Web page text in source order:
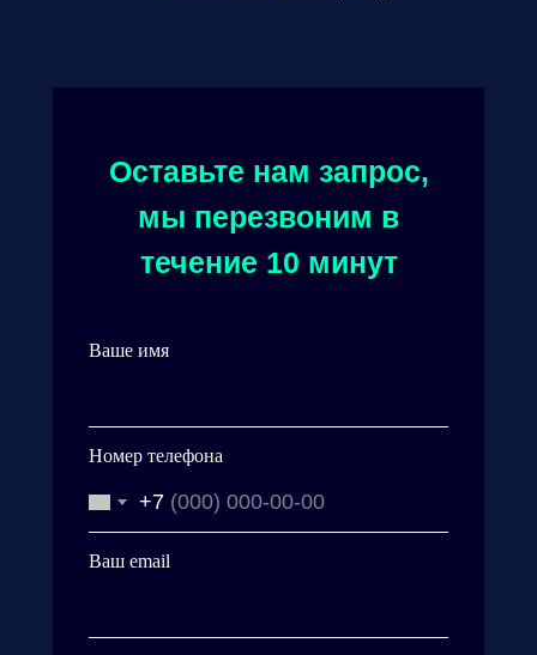
Оставьте нам запрос,
мы перезвоним в
течение 10 минут
Ваше имя
Номер телефона
+7
Ваш email